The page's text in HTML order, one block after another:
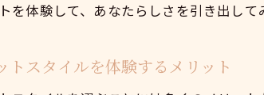
を体験して、あなたらしさを引き出して
トスタイルを体験するメリット